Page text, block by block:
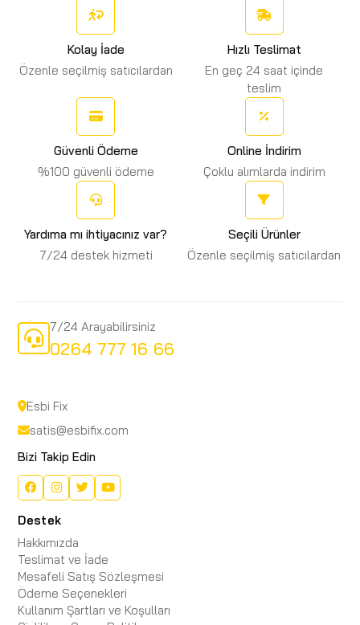
Kolay İade
Özenle seçilmiş satıcılardan
Hızlı Teslimat
En geç 24 saat içinde
teslim
Güvenli Ödeme
%100 güvenli ödeme
Online İndirim
Çoklu alımlarda indirim
Yardıma mı ihtiyacınız var?
7/24 destek hizmeti
Seçili Ürünler
Özenle seçilmiş satıcılardan
7/24 Arayabilirsiniz
0264 777 16 66
Esbi Fix
satis@esbifix.com
Bizi Takip Edin
Destek
Hakkımızda
Teslimat ve İade
Mesafeli Satış Sözleşmesi
Ödeme Seçenekleri
Kullanım Şartları ve Koşulları